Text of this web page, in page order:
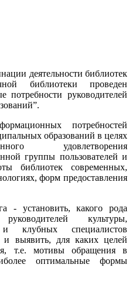
деятельности библиотек
библиотеки проведен
руководителей
потребностей
образований в целях
удовлетворения
группы пользователей и
библиотек современных,
форм предоставления
- установить, какого рода
культуры,
клубных специалистов
и выявить, для каких целей
т.е. мотивы обращения в
оптимальные формы